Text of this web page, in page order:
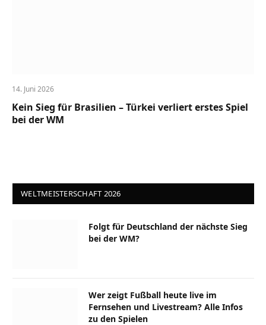
14. Juni 2026
Kein Sieg für Brasilien – Türkei verliert erstes Spiel
bei der WM
WELTMEISTERSCHAFT 2026
Folgt für Deutschland der nächste Sieg
bei der WM?
Wer zeigt Fußball heute live im
Fernsehen und Livestream? Alle Infos
zu den Spielen